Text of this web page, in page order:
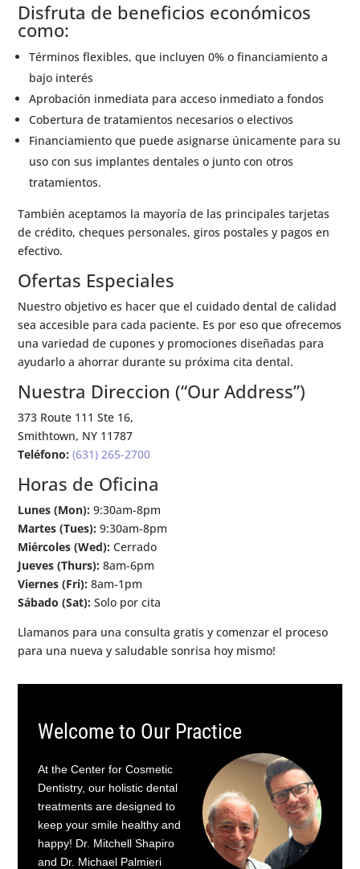
Disfruta de beneficios económicos
como:
Términos flexibles, que incluyen 0% o financiamiento a
bajo interés
Aprobación inmediata para acceso inmediato a fondos
Cobertura de tratamientos necesarios o electivos
Financiamiento que puede asignarse únicamente para su
uso con sus implantes dentales o junto con otros
tratamientos.
También aceptamos la mayoría de las principales tarjetas
de crédito, cheques personales, giros postales y pagos en
efectivo.
Ofertas Especiales
Nuestro objetivo es hacer que el cuidado dental de calidad
sea accesible para cada paciente. Es por eso que ofrecemos
una variedad de cupones y promociones diseñadas para
ayudarlo a ahorrar durante su próxima cita dental.
Nuestra Direccion (“Our Address”)
373 Route 111 Ste 16,
Smithtown, NY 11787
Teléfono: (631) 265-2700
Horas de Oficina
Lunes (Mon): 9:30am-8pm
Martes (Tues): 9:30am-8pm
Miércoles (Wed): Cerrado
Jueves (Thurs): 8am-6pm
Viernes (Fri): 8am-1pm
Sábado (Sat): Solo por cita
Llamanos para una consulta gratis y comenzar el proceso
para una nueva y saludable sonrisa hoy mismo!
Welcome to Our Practice
At the Center for Cosmetic
Dentistry, our holistic dental
treatments are designed to
keep your smile healthy and
happy! Dr. Mitchell Shapiro
and Dr. Michael Palmieri